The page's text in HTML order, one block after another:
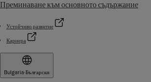
Преминаване към основното съдържание
Устойчиво развитие
Кариера
Bulgaria·Български